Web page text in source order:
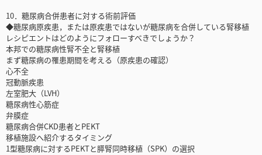
10．糖尿病合併患者に対する術前評価
◆糖尿病原疾患，または原疾患ではないが糖尿病を合併している腎移植
レシピエントはどのようにフォローすべきでしょうか？
本邦での糖尿病性腎不全と腎移植
まず糖尿病の罹患期間を考える（原疾患の確認）
心不全
冠動脈疾患
左室肥大（LVH）
糖尿病性心筋症
弁膜症
糖尿病合併CKD患者とPEKT
移植施設へ紹介するタイミング
1型糖尿病に対するPEKTと膵腎同時移植（SPK）の選択